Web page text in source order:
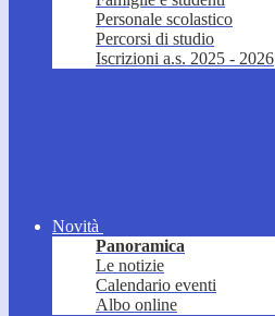
Personale scolastico
Percorsi di studio
Iscrizioni a.s. 2025 - 2026
Novità
Panoramica
Le notizie
Calendario eventi
Albo online